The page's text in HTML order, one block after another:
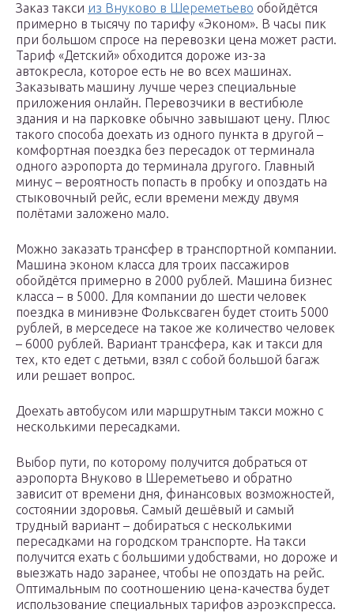
Заказ такси из Внуково в Шереметьево обойдётся
примерно в тысячу по тарифу «Эконом». В часы пик
при большом спросе на перевозки цена может расти.
Тариф «Детский» обходится дороже из-за
автокресла, которое есть не во всех машинах.
Заказывать машину лучше через специальные
приложения онлайн. Перевозчики в вестибюле
здания и на парковке обычно завышают цену. Плюс
такого способа доехать из одного пункта в другой –
комфортная поездка без пересадок от терминала
одного аэропорта до терминала другого. Главный
минус – вероятность попасть в пробку и опоздать на
стыковочный рейс, если времени между двумя
полётами заложено мало.
Можно заказать трансфер в транспортной компании.
Машина эконом класса для троих пассажиров
обойдётся примерно в 2000 рублей. Машина бизнес
класса – в 5000. Для компании до шести человек
поездка в минивэне Фольксваген будет стоить 5000
рублей, в мерседесе на такое же количество человек
– 6000 рублей. Вариант трансфера, как и такси для
тех, кто едет с детьми, взял с собой большой багаж
или решает вопрос.
Доехать автобусом или маршрутным такси можно с
несколькими пересадками.
Выбор пути, по которому получится добраться от
аэропорта Внуково в Шереметьево и обратно
зависит от времени дня, финансовых возможностей,
состоянии здоровья. Самый дешёвый и самый
трудный вариант – добираться с несколькими
пересадками на городском транспорте. На такси
получится ехать с большими удобствами, но дороже и
выезжать надо заранее, чтобы не опоздать на рейс.
Оптимальным по соотношению цена-качества будет
использование специальных тарифов аэроэкспресса.